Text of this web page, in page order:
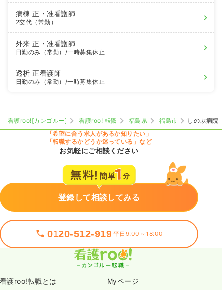
病棟正・准看護師
2交代（常勤）
外来正・准看護師
日勤のみ（常勤） /一時募集休止
透析正看護師
日勤のみ（常勤） /一時募集休止
看護roo![カンゴルー] 看護roo! 転職 福島県 福島市
しのぶ病院
「希望に合う求人があるか知りたい」
「転職するかどうか迷っている」など
お気軽にご相談ください
登録して相談してみる
0120-512-919 平日9:00～18:00
看護roo!転職とは Myページ